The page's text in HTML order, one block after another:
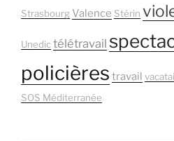
Strasbourg Valence Stérin
Unedictélétravail
policières travail
SOS Méditerranée